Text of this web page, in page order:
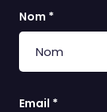
Nom *
Email *